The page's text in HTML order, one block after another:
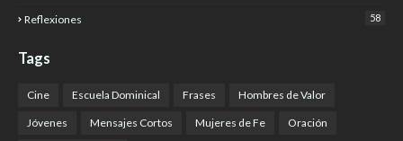
Reflexiones 58
Tags
Cine Escuela Dominical Frases Hombres de Valor
Jóvenes Mensajes Cortos Mujeres de Fe Oración